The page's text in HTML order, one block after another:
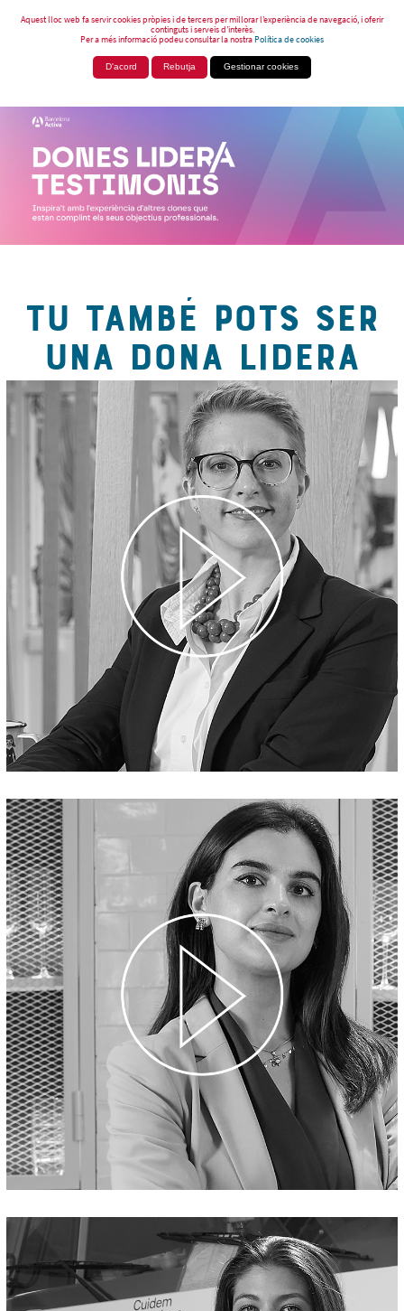
Aquest lloc web fa servir cookies pròpies i de tercers per millorar l’experiència de navegació, i oferir
continguts i serveis d’interès.
Per a més informació podeu consultar la nostraPolítica de cookies
D'acord Rebutja Gestionar cookies
TU TAMBÉ POTS SER
UNA DONA LIDERA